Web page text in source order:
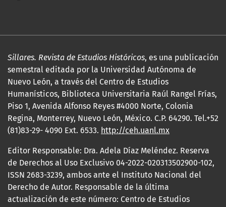
Sillares. Revista de Estudios Históricos, es una publicación
semestral editada por la Universidad Autónoma de
Nuevo León, a través del Centro de Estudios
Humanísticos, Biblioteca Universitaria Raúl Rangel Frías,
Piso 1, Avenida Alfonso Reyes #4000 Norte, Colonia
Regina, Monterrey, Nuevo León, México. C.P. 64290. Tel.+52
(81)83-29- 4090 Ext. 6533. http://ceh.uanl.mx
Editor Responsable: Dra. Adela Díaz Meléndez. Reserva
de Derechos al Uso Exclusivo 04-2022-020313502900-102,
ISSN 2683-3239, ambos ante el Instituto Nacional del
Derecho de Autor. Responsable de la última
actualización de este número: Centro de Estudios